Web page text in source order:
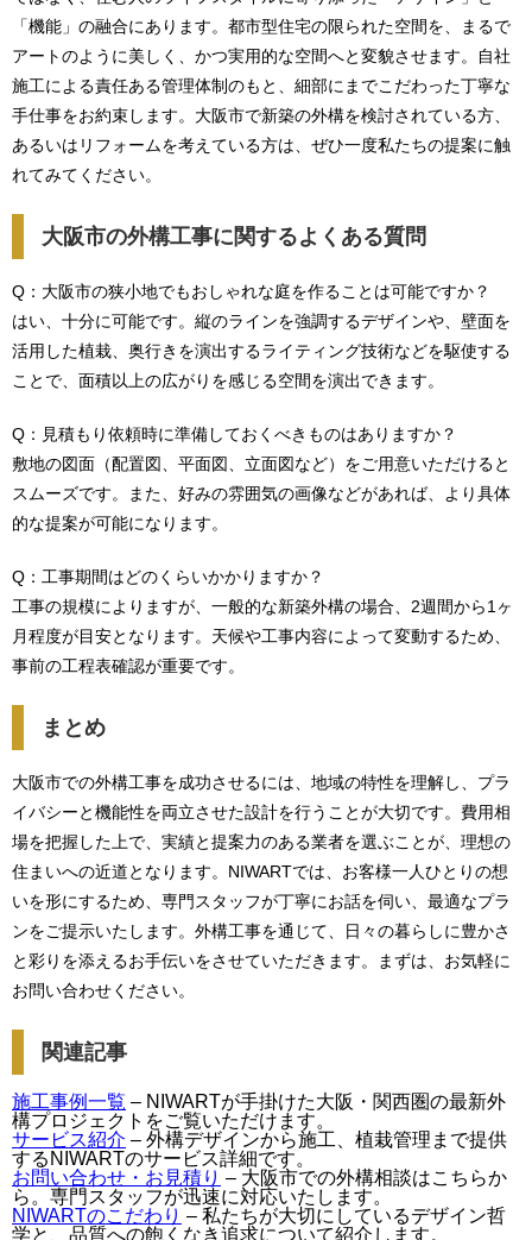
「機能」の融合にあります。都市型住宅の限られた空間を、まるで
アートのように美しく、かつ実用的な空間へと変貌させます。自社
施工による責任ある管理体制のもと、細部にまでこだわった丁寧な
手仕事をお約束します。大阪市で新築の外構を検討されている方、
あるいはリフォームを考えている方は、ぜひ一度私たちの提案に触
れてみてください。
大阪市の外構工事に関するよくある質問
Q：大阪市の狭小地でもおしゃれな庭を作ることは可能ですか？
はい、十分に可能です。縦のラインを強調するデザインや、壁面を
活用した植栽、奥行きを演出するライティング技術などを駆使する
ことで、面積以上の広がりを感じる空間を演出できます。
Q：見積もり依頼時に準備しておくべきものはありますか？
敷地の図面（配置図、平面図、立面図など）をご用意いただけると
スムーズです。また、好みの雰囲気の画像などがあれば、より具体
的な提案が可能になります。
Q：工事期間はどのくらいかかりますか？
工事の規模によりますが、一般的な新築外構の場合、2週間から1ヶ
月程度が目安となります。天候や工事内容によって変動するため、
事前の工程表確認が重要です。
まとめ
大阪市での外構工事を成功させるには、地域の特性を理解し、プラ
イバシーと機能性を両立させた設計を行うことが大切です。費用相
場を把握した上で、実績と提案力のある業者を選ぶことが、理想の
住まいへの近道となります。NIWARTでは、お客様一人ひとりの想
いを形にするため、専門スタッフが丁寧にお話を伺い、最適なプラ
ンをご提示いたします。外構工事を通じて、日々の暮らしに豊かさ
と彩りを添えるお手伝いをさせていただきます。まずは、お気軽に
お問い合わせください。
関連記事
施工事例一覧 – NIWARTが手掛けた大阪・関西圏の最新外
構プロジェクトをご覧いただけます。
サービス紹介 – 外構デザインから施工、植栽管理まで提供
するNIWARTのサービス詳細です。
お問い合わせ・お見積り – 大阪市での外構相談はこちらか
ら。専門スタッフが迅速に対応いたします。
NIWARTのこだわり – 私たちが大切にしているデザイン哲
学と、品質への飽くなき追求について紹介します。